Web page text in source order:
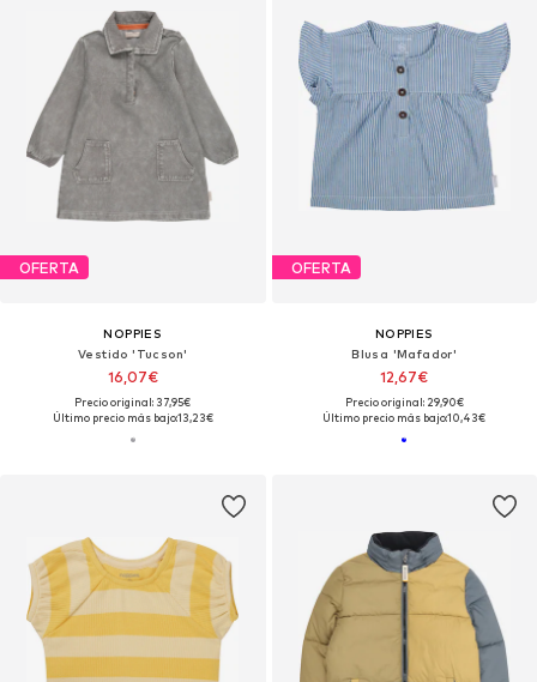
OFERTA
NOPPIES
Vestido 'Tucson'
16,07€
Precio original: 37,95€
Último precio más bajo:13,23€
OFERTA
NOPPIES
Blusa 'Mafador'
12,67€
Precio original: 29,90€
Último precio más bajo:10,43€